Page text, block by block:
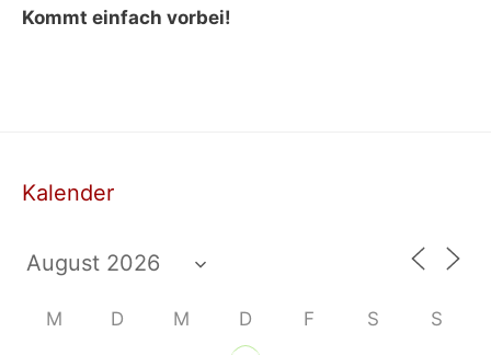
Kommt einfach vorbei!
Kalender
M D M D F S S